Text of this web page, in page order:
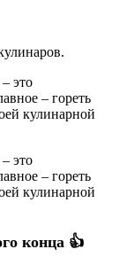
это
– гореть
кулинарной
это
– гореть
кулинарной
конца 👍